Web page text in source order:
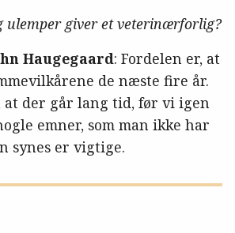
ulemper giver et veterinærforlig?
Haugegaard: Fordelen er, at
de næste fire år.
at der går lang tid, før vi igen
emner, som man ikke har
synes er vigtige.